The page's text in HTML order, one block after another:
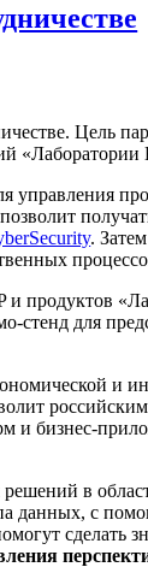
Цель
«Лаборатории
управления
.
продуктов
стенд для
и
бизнес-
в
данных, с
сделать